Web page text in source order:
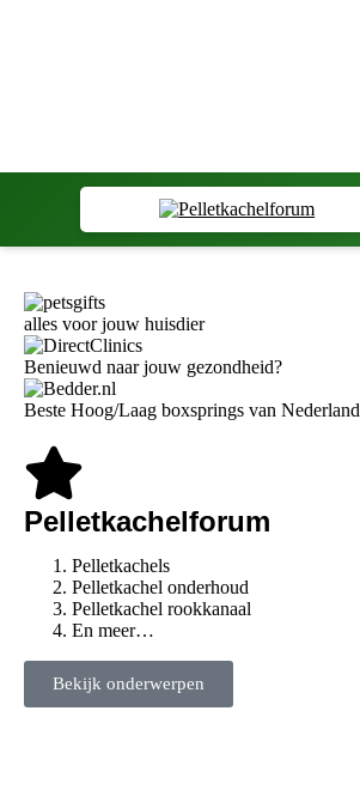
alles voor jouw huisdier
Benieuwd naar jouw gezondheid?
Beste Hoog/Laag boxsprings van Nederland
Pelletkachelforum
Pelletkachels
Pelletkachel onderhoud
Pelletkachel rookkanaal
En meer…
Bekijk onderwerpen